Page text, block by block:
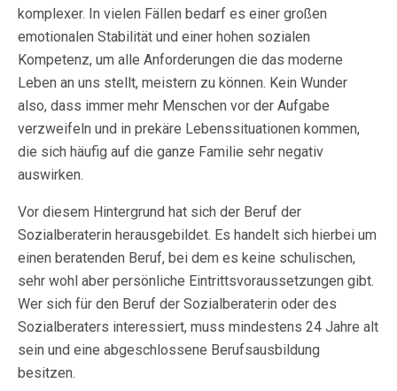
komplexer. In vielen Fällen bedarf es einer großen
emotionalen Stabilität und einer hohen sozialen
Kompetenz, um alle Anforderungen die das moderne
Leben an uns stellt, meistern zu können. Kein Wunder
also, dass immer mehr Menschen vor der Aufgabe
verzweifeln und in prekäre Lebenssituationen kommen,
die sich häufig auf die ganze Familie sehr negativ
auswirken.
Vor diesem Hintergrund hat sich der Beruf der
Sozialberaterin herausgebildet. Es handelt sich hierbei um
einen beratenden Beruf, bei dem es keine schulischen,
sehr wohl aber persönliche Eintrittsvoraussetzungen gibt.
Wer sich für den Beruf der Sozialberaterin oder des
Sozialberaters interessiert, muss mindestens 24 Jahre alt
sein und eine abgeschlossene Berufsausbildung
besitzen.